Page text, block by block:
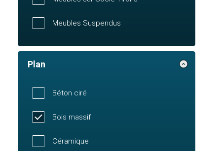
Meubles Suspendus
Plan
Béton ciré
Bois massif
Céramique